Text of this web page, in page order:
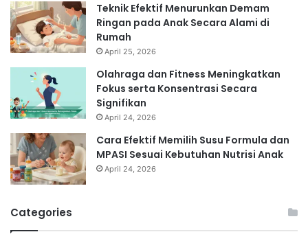
Teknik Efektif Menurunkan Demam
Ringan pada Anak Secara Alami di
Rumah
April 25, 2026
Olahraga dan Fitness Meningkatkan
Fokus serta Konsentrasi Secara
Signifikan
April 24, 2026
Cara Efektif Memilih Susu Formula dan
MPASI Sesuai Kebutuhan Nutrisi Anak
April 24, 2026
Categories